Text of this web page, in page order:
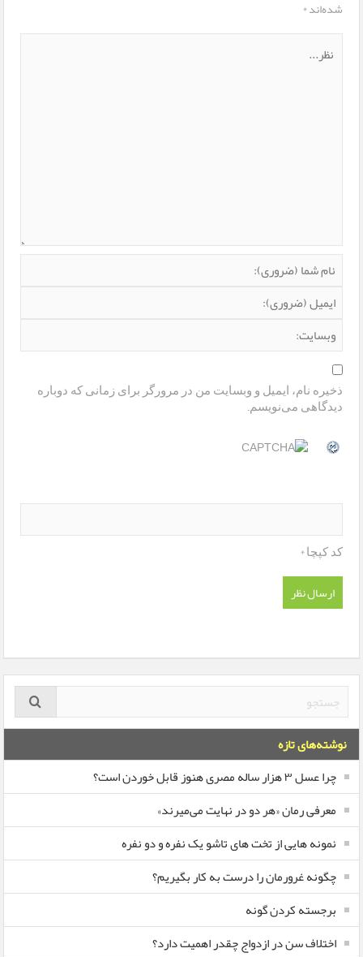
شده‌اند*
ذخیره نام، ایمیل و وبسایت من در مرورگر برای زمانی که دوباره
دیدگاهی می‌نویسم.
کد کپچا*
نوشته‌های تازه
چرا عسل ۳ هزار ساله‌ مصری هنوز قابل خوردن است؟
معرفی رمان «هر دو در نهایت می‌میرند»
نمونه هایی از تخت های تاشو یک نفره و دو نفره
چگونه غرورمان را درست به کار بگیریم؟
برجسته کردن گونه
اختلاف سن در ازدواج چقدر اهمیت دارد؟